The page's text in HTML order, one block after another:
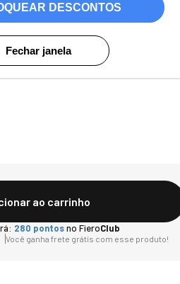
DESCONTOS
Fechar janela
ao carrinho
280 pontosno FieroClub
Você ganha frete grátis com esse produto!